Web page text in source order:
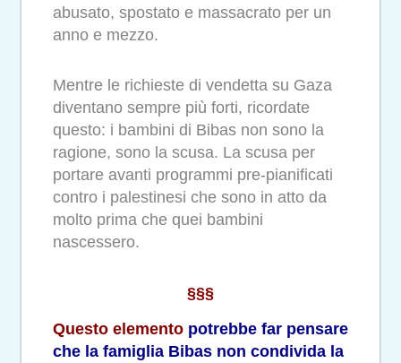
abusato, spostato e massacrato per un
anno e mezzo.
Mentre le richieste di vendetta su Gaza
diventano sempre più forti, ricordate
questo: i bambini di Bibas non sono la
ragione, sono la scusa. La scusa per
portare avanti programmi pre-pianificati
contro i palestinesi che sono in atto da
molto prima che quei bambini
nascessero.
§§§
Questo elemento potrebbe far pensare
che la famiglia Bibas non condivida la